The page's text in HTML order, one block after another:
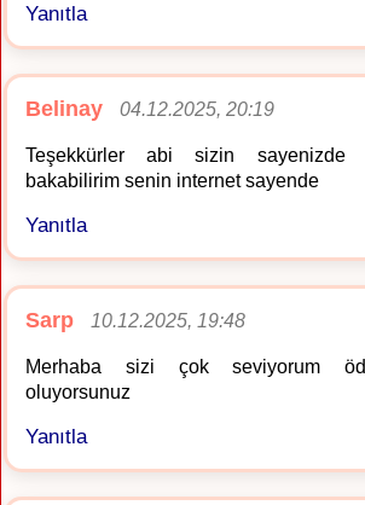
Yanıtla
Belinay 04.12.2025, 20:19
Teşekkürler abi sizin sayenizde
bakabilirim senin internet sayende
Yanıtla
Sarp 10.12.2025, 19:48
Merhaba sizi çok seviyorum
oluyorsunuz
Yanıtla